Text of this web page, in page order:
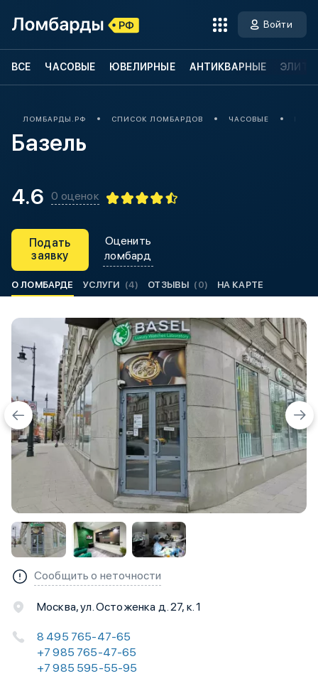
Войти
ВСЕ ЧАСОВЫЕ ЮВЕЛИРНЫЕ АНТИКВАРНЫЕ
ЛОМБАРДЫ.РФ СПИСОК ЛОМБАРДОВ ЧАСОВЫЕ
Базель
4.6 0 оценок
Подать
заявку
Оценить
ломбард
О ЛОМБАРДЕ УСЛУГИ (4) ОТЗЫВЫ (0) НА КАРТЕ
Москва, ул. Остоженка д. 27, к. 1
8 495 765-47-65
+7 985 765-47-65
+7 985 595-55-95
Сообщить о неточности